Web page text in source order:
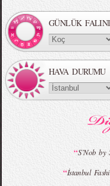
GÜNLÜK
HAVA DURUMU
“S’Nob by
“İstanbul